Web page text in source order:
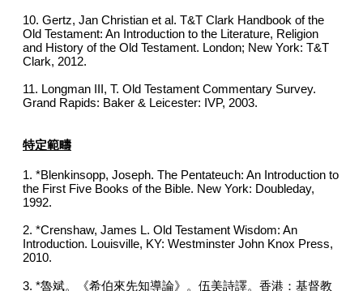
10. Gertz, Jan Christian et al. T&T Clark Handbook of the
Old Testament: An Introduction to the Literature, Religion
and History of the Old Testament. London; New York: T&T
Clark, 2012.
11. Longman III, T. Old Testament Commentary Survey.
Grand Rapids: Baker & Leicester: IVP, 2003.
特定範疇
1. *Blenkinsopp, Joseph. The Pentateuch: An Introduction to
the First Five Books of the Bible. New York: Doubleday,
1992.
2. *Crenshaw, James L. Old Testament Wisdom: An
Introduction. Louisville, KY: Westminster John Knox Press,
2010.
3. *魯斌。《希伯來先知導論》。伍美詩譯。香港：基督教